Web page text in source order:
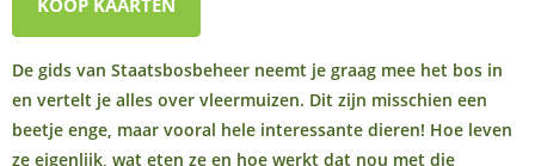
De gids van Staatsbosbeheer neemt je graag mee het bos in
en vertelt je alles over vleermuizen. Dit zijn misschien een
beetje enge, maar vooral hele interessante dieren! Hoe leven
ze eigenlijk, wat eten ze en hoe werkt dat nou met die